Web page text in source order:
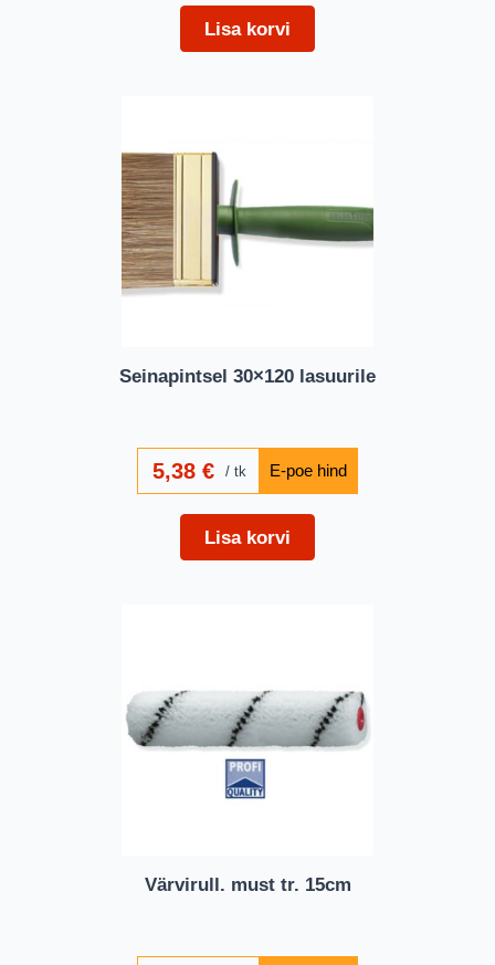
Lisa korvi
Seinapintsel 30×120 lasuurile
5,38€ tk
Lisa korvi
Värvirull. must tr. 15cm